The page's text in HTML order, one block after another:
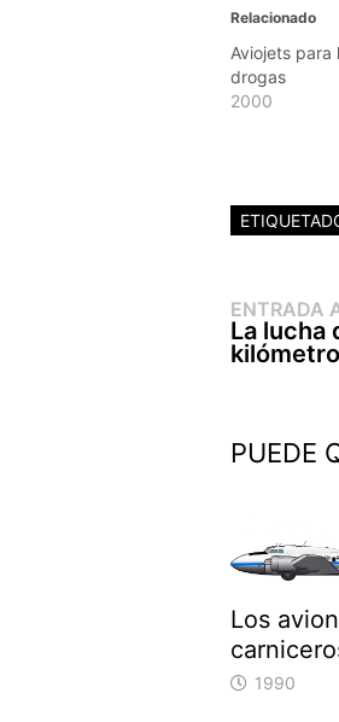
Relacionado
Aviojets para
drogas
2000
de
entradas
ENTRADA
La lucha
PUEDE
Los
1990